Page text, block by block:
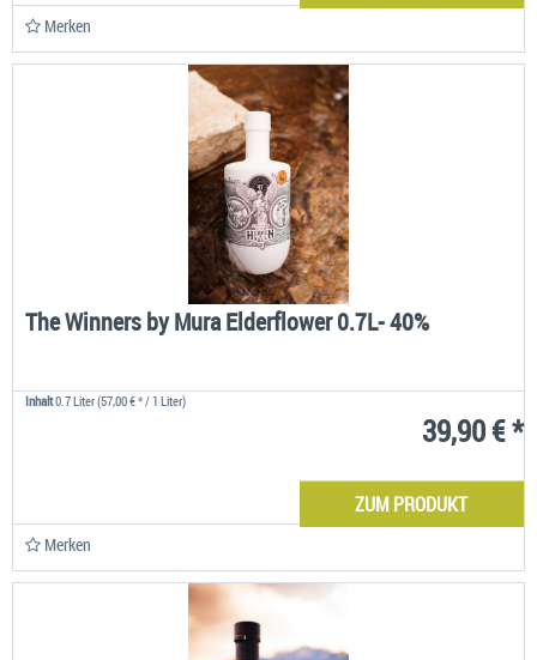
Merken
The Winners by Mura Elderflower 0.7L- 40%
Inhalt0.7 Liter(57,00 € * / 1 Liter)
39,90 € *
ZUM PRODUKT
Merken